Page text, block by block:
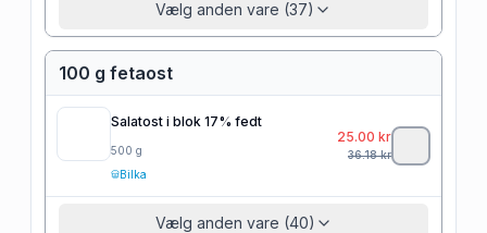
Vælg anden vare (37)
100 g fetaost
Salatost i blok 17% fedt
500 g
Bilka
25.00 kr
36.18kr
Vælg anden vare (40)